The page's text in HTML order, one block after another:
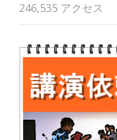
246,535 アクセス